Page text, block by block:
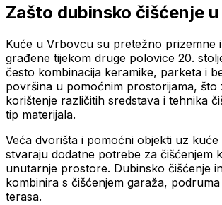
Zašto dubinsko čišćenje u
Kuće u Vrbovcu su pretežno prizemne
građene tijekom druge polovice 20.
često kombinacija keramike, parketa i
površina u pomoćnim prostorijama, što
korištenje različitih sredstava i tehnika
tip materijala.
Veća dvorišta i pomoćni objekti uz
stvaraju dodatne potrebe za čišćenjem
unutarnje prostore. Dubinsko čišćenje
kombinira s čišćenjem garaža,
terasa.